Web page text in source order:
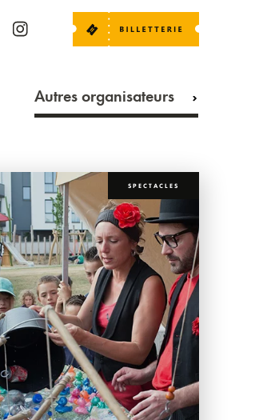
Autres organisateurs
SPECTACLES